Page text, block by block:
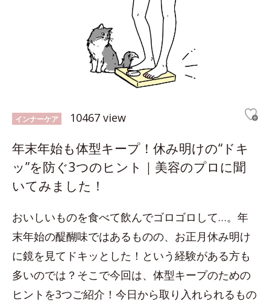
インナーケア 10467 view
年末年始も体型キープ！休み明けの“ドキ
ッ”を防ぐ3つのヒント｜美容のプロに聞
いてみました！
おいしいものを食べて飲んでゴロゴロして…。年
末年始の醍醐味ではあるものの、お正月休み明け
に鏡を見てドキッとした！という経験がある方も
多いのでは？そこで今回は、体型キープのための
ヒントを3つご紹介！今日から取り入れられるもの